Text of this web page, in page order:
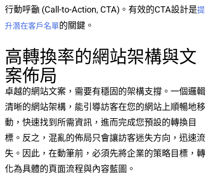
行動呼籲 (Call-to-Action, CTA)。有效的CTA設計是提
升潛在客戶名單的關鍵。
高轉換率的網站架構與文
案佈局
卓越的網站文案，需要有穩固的架構支撐。一個邏輯
清晰的網站架構，能引導訪客在您的網站上順暢地移
動，快速找到所需資訊，進而完成您預設的轉換目
標。反之，混亂的佈局只會讓訪客迷失方向，迅速流
失。因此，在動筆前，必須先將企業的策略目標，轉
化為具體的頁面流程與內容藍圖。